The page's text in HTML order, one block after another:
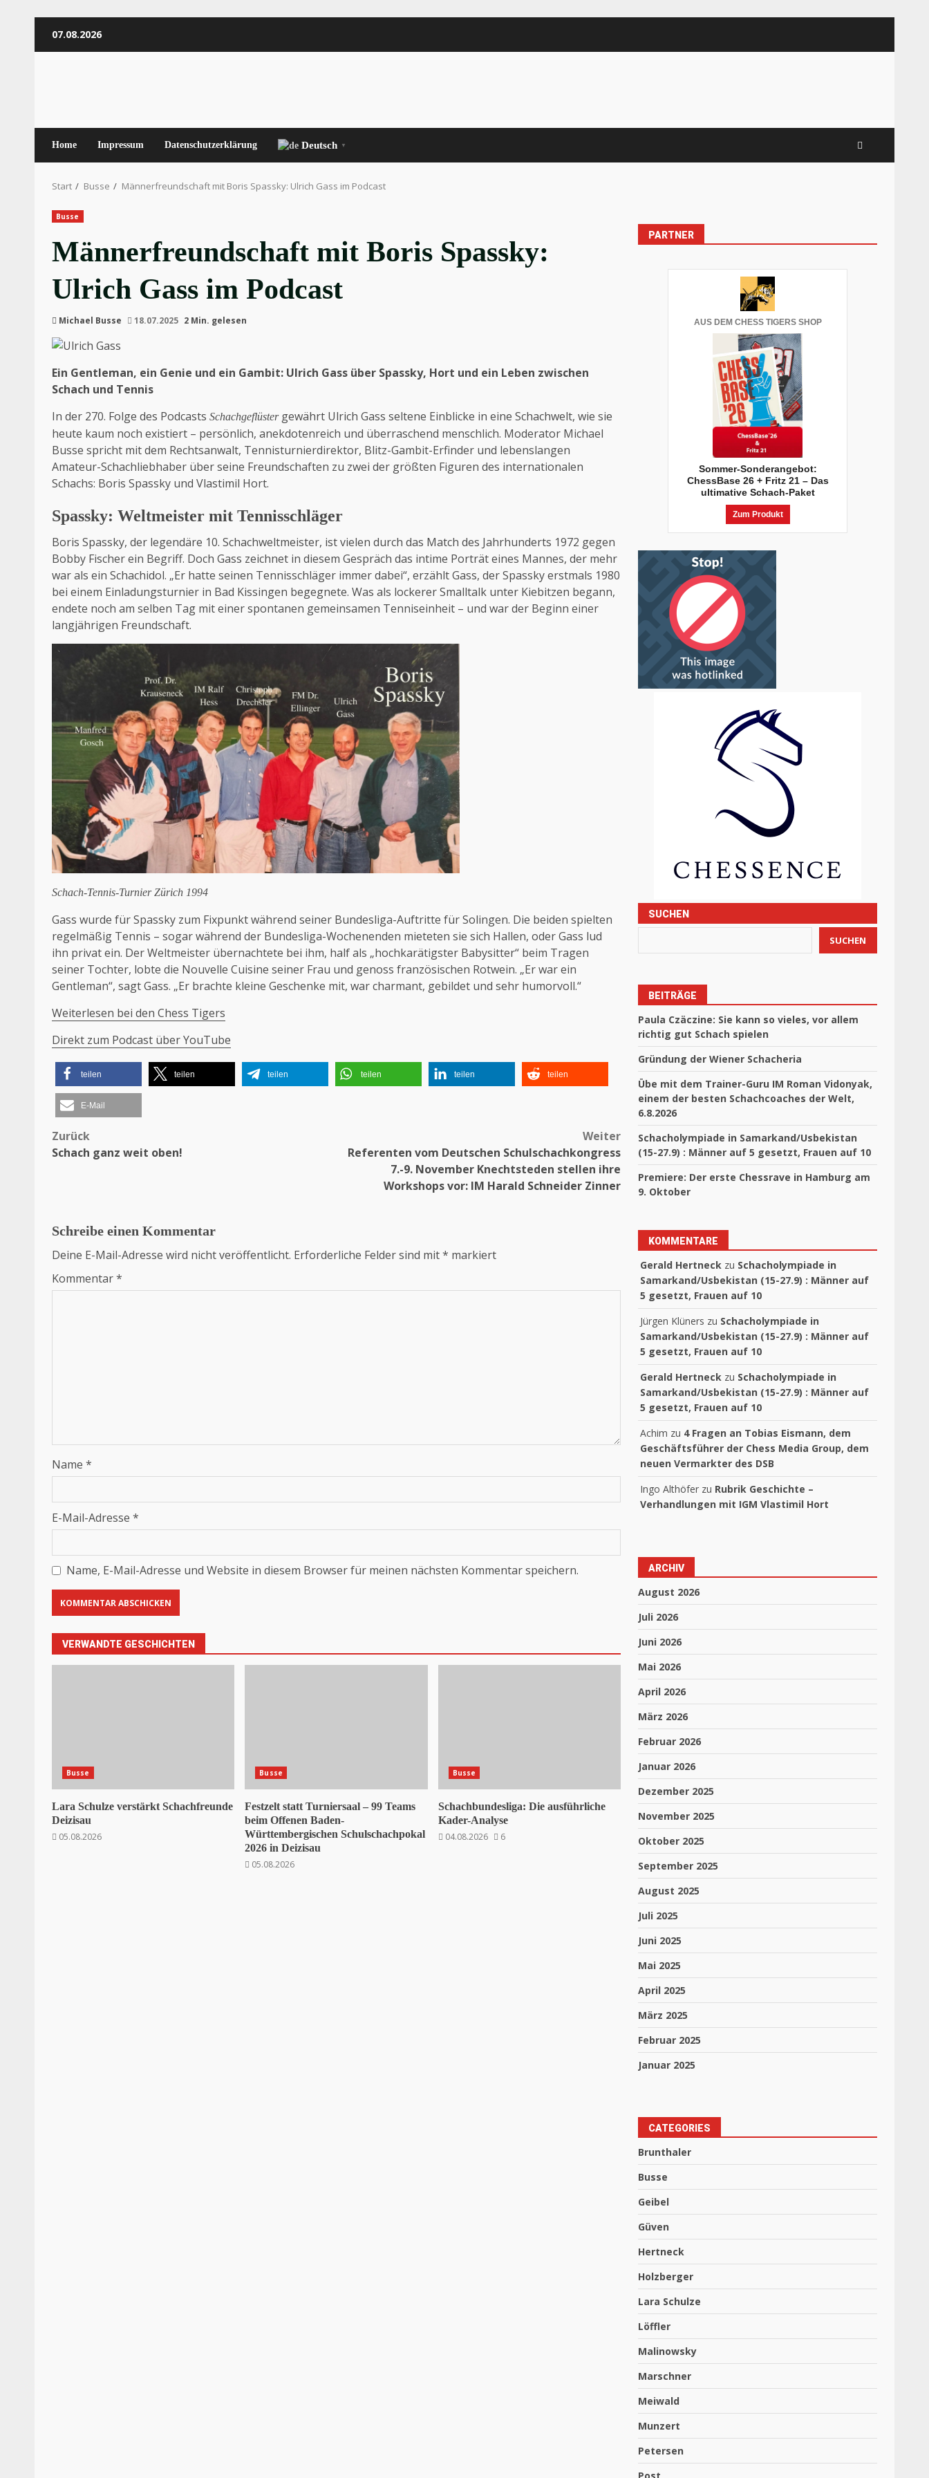
Inhalt07.08.2026
Home Impressum Datenschutzerklärung Deutsch ▼
Start Busse Männerfreundschaft mit Boris Spassky: Ulrich Gass im Podcast
Busse
Männerfreundschaft mit Boris Spassky:
Ulrich Gass im Podcast
Michael Busse 18.07.2025 2 Min. gelesen
Ein Gentleman, ein Genie und ein Gambit: Ulrich Gass über Spassky, Hort und ein Leben zwischen
Schach und Tennis
In der 270. Folge des Podcasts Schachgeflüster gewährt Ulrich Gass seltene Einblicke in eine Schachwelt, wie sie
heute kaum noch existiert – persönlich, anekdotenreich und überraschend menschlich. Moderator Michael
Busse spricht mit dem Rechtsanwalt, Tennisturnierdirektor, Blitz-Gambit-Erfinder und lebenslangen
Amateur-Schachliebhaber über seine Freundschaften zu zwei der größten Figuren des internationalen
Schachs: Boris Spassky und Vlastimil Hort.
Spassky: Weltmeister mit Tennisschläger
Boris Spassky, der legendäre 10. Schachweltmeister, ist vielen durch das Match des Jahrhunderts 1972 gegen
Bobby Fischer ein Begriff. Doch Gass zeichnet in diesem Gespräch das intime Porträt eines Mannes, der mehr
war als ein Schachidol. „Er hatte seinen Tennisschläger immer dabei“, erzählt Gass, der Spassky erstmals 1980
bei einem Einladungsturnier in Bad Kissingen begegnete. Was als lockerer Smalltalk unter Kiebitzen begann,
endete noch am selben Tag mit einer spontanen gemeinsamen Tenniseinheit – und war der Beginn einer
langjährigen Freundschaft.
Schach-Tennis-Turnier Zürich 1994
Gass wurde für Spassky zum Fixpunkt während seiner Bundesliga-Auftritte für Solingen. Die beiden spielten
regelmäßig Tennis – sogar während der Bundesliga-Wochenenden mieteten sie sich Hallen, oder Gass lud
ihn privat ein. Der Weltmeister übernachtete bei ihm, half als „hochkarätigster Babysitter“ beim Tragen
seiner Tochter, lobte die Nouvelle Cuisine seiner Frau und genoss französischen Rotwein. „Er war ein
Gentleman“, sagt Gass. „Er brachte kleine Geschenke mit, war charmant, gebildet und sehr humorvoll.“
Weiterlesen bei den Chess Tigers
Direkt zum Podcast über YouTube
teilen teilen teilen teilen teilen teilen
E-Mail
Beitragsnavigation
Zurück
Schach ganz weit oben!
Weiter
Referenten vom Deutschen Schulschachkongress
7.-9. November Knechtsteden stellen ihre
Workshops vor: IM Harald Schneider Zinner
Schreibe einen Kommentar
Deine E-Mail-Adresse wird nicht veröffentlicht. Erforderliche Felder sind mit* markiert
Kommentar*
Name *
E-Mail-Adresse *
Name, E-Mail-Adresse und Website in diesem Browser für meinen nächsten Kommentar speichern.
VERWANDTE GESCHICHTEN
Busse
Lara Schulze verstärkt Schachfreunde
Deizisau
05.08.2026
Busse
Festzelt statt Turniersaal – 99 Teams
beim Offenen Baden-
Württembergischen Schulschachpokal
2026 in Deizisau
05.08.2026
Busse
Schachbundesliga: Die ausführliche
Kader-Analyse
04.08.2026
6
PARTNER
AUS DEM CHESS TIGERS SHOP
Sommer-Sonderangebot:
ChessBase 26 + Fritz 21 – Das
ultimative Schach-Paket
Zum Produkt
SUCHEN
SUCHEN
BEITRÄGE
Paula Czäczine: Sie kann so vieles, vor allem
richtig gut Schach spielen
Gründung der Wiener Schacheria
Übe mit dem Trainer-Guru IM Roman Vidonyak,
einem der besten Schachcoaches der Welt,
6.8.2026
Schacholympiade in Samarkand/Usbekistan
(15-27.9) : Männer auf 5 gesetzt, Frauen auf 10
Premiere: Der erste Chessrave in Hamburg am
9. Oktober
KOMMENTARE
Gerald Hertneck zu Schacholympiade in
Samarkand/Usbekistan (15-27.9) : Männer auf
5 gesetzt, Frauen auf 10
Jürgen Klüners zu Schacholympiade in
Samarkand/Usbekistan (15-27.9) : Männer auf
5 gesetzt, Frauen auf 10
Gerald Hertneck zu Schacholympiade in
Samarkand/Usbekistan (15-27.9) : Männer auf
5 gesetzt, Frauen auf 10
Achim zu 4 Fragen an Tobias Eismann, dem
Geschäftsführer der Chess Media Group, dem
neuen Vermarkter des DSB
Ingo Althöfer zu Rubrik Geschichte –
Verhandlungen mit IGM Vlastimil Hort
ARCHIV
August 2026
Juli 2026
Juni 2026
Mai 2026
April 2026
März 2026
Februar 2026
Januar 2026
Dezember 2025
November 2025
Oktober 2025
September 2025
August 2025
Juli 2025
Juni 2025
Mai 2025
April 2025
März 2025
Februar 2025
Januar 2025
CATEGORIES
Brunthaler
Busse
Geibel
Güven
Hertneck
Holzberger
Lara Schulze
Löffler
Malinowsky
Marschner
Meiwald
Munzert
Petersen